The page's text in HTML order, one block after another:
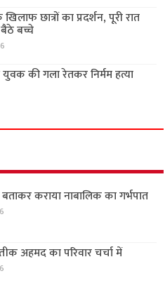
छात्रों का प्रदर्शन, पूरी रात
बच्चे
की गला रेतकर निर्मम हत्या
कराया नाबालिक का गर्भपात
अहमद का परिवार चर्चा में